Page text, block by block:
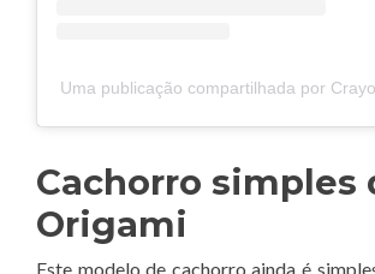
Uma publicação compartilhada por
Cachorro simples
Origami
Este modelo de cachorro ainda é